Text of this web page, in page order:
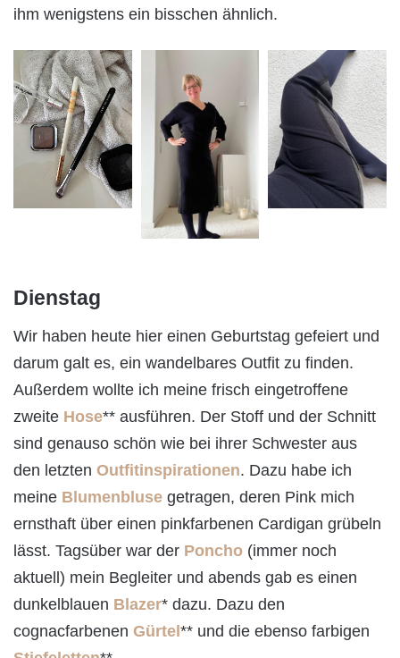
ihm wenigstens ein bisschen ähnlich.
Dienstag
Wir haben heute hier einen Geburtstag gefeiert und
darum galt es, ein wandelbares Outfit zu finden.
Außerdem wollte ich meine frisch eingetroffene
zweite Hose** ausführen. Der Stoff und der Schnitt
sind genauso schön wie bei ihrer Schwester aus
den letzten Outfitinspirationen. Dazu habe ich
meine Blumenbluse getragen, deren Pink mich
ernsthaft über einen pinkfarbenen Cardigan grübeln
lässt. Tagsüber war der Poncho (immer noch
aktuell) mein Begleiter und abends gab es einen
dunkelblauen Blazer* dazu. Dazu den
cognacfarbenen Gürtel** und die ebenso farbigen